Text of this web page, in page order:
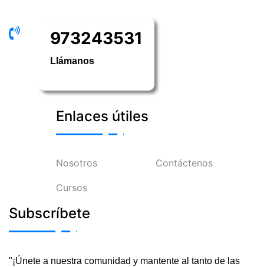
973243531
Llámanos
Enlaces útiles
Nosotros
Cursos
Contáctenos
Subscríbete
"¡Únete a nuestra comunidad y mantente al tanto de las